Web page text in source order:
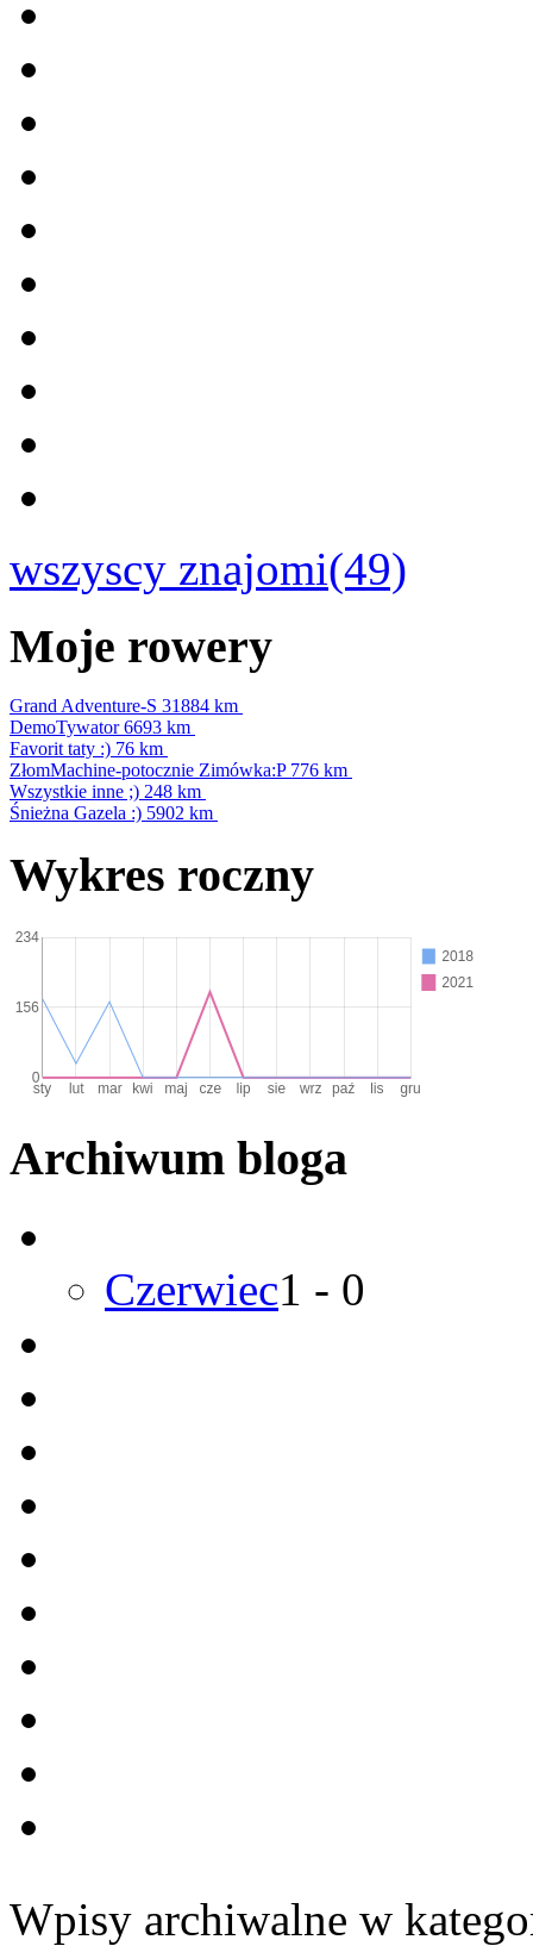
wszyscy znajomi(49)
Moje rowery
Grand Adventure-S 31884 km
DemoTywator6693 km
Favorit taty :) 76 km
ZłomMachine-potocznie Zimówka:P 776 km
Wszystkie inne ;) 248 km
Śnieżna Gazela :) 5902 km
Wykres roczny
Archiwum bloga
Czerwiec1 - 0
Wpisy archiwalne w